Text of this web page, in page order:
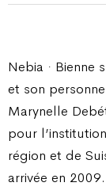
Nebia · Bienne
et son
Marynelle
pour
région et de
arrivée en 2009.